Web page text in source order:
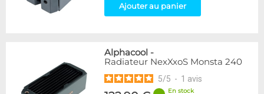
Ajouter au panier
Alphacool -
Radiateur NexXxoS Monsta 240
5/5 - 1 avis
En stock